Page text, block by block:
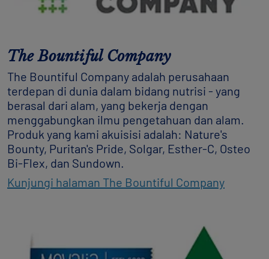
The Bountiful Company
The Bountiful Company adalah perusahaan
terdepan di dunia dalam bidang nutrisi - yang
berasal dari alam, yang bekerja dengan
menggabungkan ilmu pengetahuan dan alam.
Produk yang kami akuisisi adalah: Nature's
Bounty, Puritan's Pride, Solgar, Esther-C, Osteo
Bi-Flex, dan Sundown.
Kunjungi halaman The Bountiful Company